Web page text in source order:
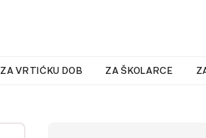
ZA VRTIĆKU DOB ZA ŠKOLARCE